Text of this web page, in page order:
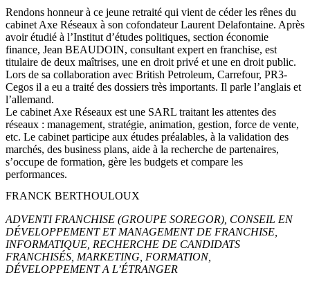
Rendons honneur à ce jeune retraité qui vient de céder les rênes du
cabinet Axe Réseaux à son cofondateur Laurent Delafontaine. Après
avoir étudié à l’Institut d’études politiques, section économie
finance, Jean BEAUDOIN, consultant expert en franchise, est
titulaire de deux maîtrises, une en droit privé et une en droit public.
Lors de sa collaboration avec British Petroleum, Carrefour, PR3-
Cegos il a eu a traité des dossiers très importants. Il parle l’anglais et
l’allemand.
Le cabinet Axe Réseaux est une SARL traitant les attentes des
réseaux : management, stratégie, animation, gestion, force de vente,
etc. Le cabinet participe aux études préalables, à la validation des
marchés, des business plans, aide à la recherche de partenaires,
s’occupe de formation, gère les budgets et compare les
performances.
FRANCK BERTHOULOUX
ADVENTI FRANCHISE (GROUPE SOREGOR), CONSEIL EN
DÉVELOPPEMENT ET MANAGEMENT DE FRANCHISE,
INFORMATIQUE, RECHERCHE DE CANDIDATS
FRANCHISÉS, MARKETING, FORMATION,
DÉVELOPPEMENT A L’ÉTRANGER